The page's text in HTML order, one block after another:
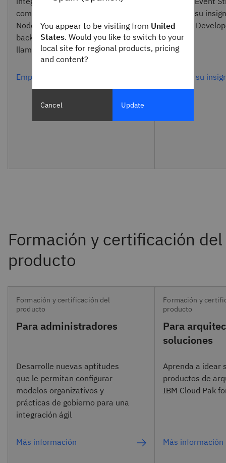
como un concentrador de API,
Node.js para un servicio de
backend y la aplicación para
llamar a la API.
Empiece a usar API Connect
obtenga su
Streams
Obtenga su
Formación y certificación del
producto
Para administradores
Desarrolle nuevas aptitudes
que le permitan configurar
modelos organizativos y
prácticas de gobierno para una
integración ágil
Más información
Formación y
producto
Para
soluciones
Aprenda a idear
productos de
IBM Cloud Pak
Más información
You appear to be visiting from United
States. Would you like to switch to your
local site for regional products, pricing
and content?
Cancel Update